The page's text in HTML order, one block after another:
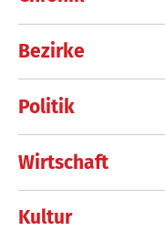
Bezirke
Politik
Wirtschaft
Kultur